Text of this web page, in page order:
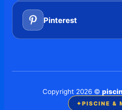
Pinterest
Copyright 2026 ©
✦PISCINE &